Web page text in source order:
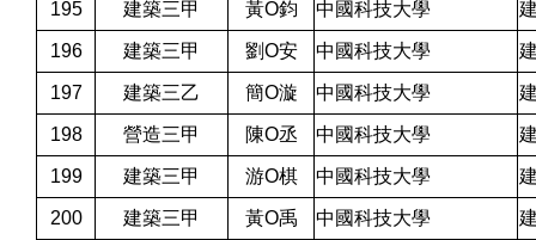
195 建築三甲 黃O鈞 中國科技大學
196 建築三甲 劉O安 中國科技大學
197 建築三乙 簡O漩 中國科技大學
198 營造三甲 陳O丞 中國科技大學
199 建築三甲 游O棋 中國科技大學
200 建築三甲 黃O禹 中國科技大學